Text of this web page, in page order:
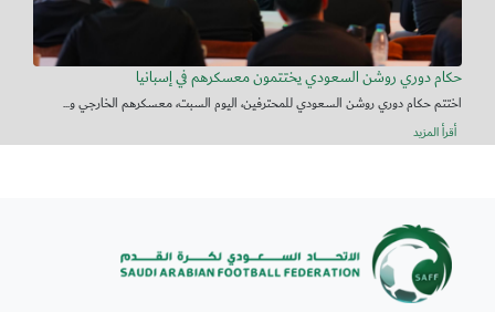
حكام دوري روشن السعودي يختتمون معسكرهم في إسبانيا
اختتم حكام دوري روشن السعودي للمحترفين، اليوم السبت، معسكرهم الخارجي و...
أقرأ المزيد